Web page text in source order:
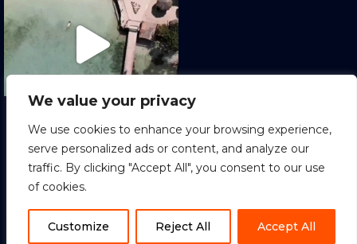
We value your privacy
We use cookies to enhance your browsing experience,
serve personalized ads or content, and analyze our
traffic. By clicking "Accept All", you consent to our use
of cookies.
Customize Reject All Accept All
Cargar más Seguir en Instagram
Terminos y condiciones
|
ES